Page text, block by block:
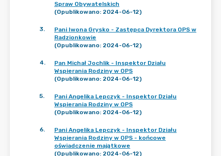
Spraw Obywatelskich
(Opublikowano: 2024-06-12)
3.
Pani Iwona Grysko - Zastępca Dyrektora OPS w
Radzionkowie
(Opublikowano: 2024-06-12)
4.
Pan Michał Jochlik - Inspektor Działu
Wspierania Rodziny w OPS
(Opublikowano: 2024-06-12)
5.
Pani Angelika Lepczyk - Inspektor Działu
Wspierania Rodziny w OPS
(Opublikowano: 2024-06-12)
6.
Pani Angelika Lepczyk - Inspektor Działu
Wspierania Rodziny w OPS - końcowe
oświadczenie majątkowe
(Opublikowano: 2024-06-12)